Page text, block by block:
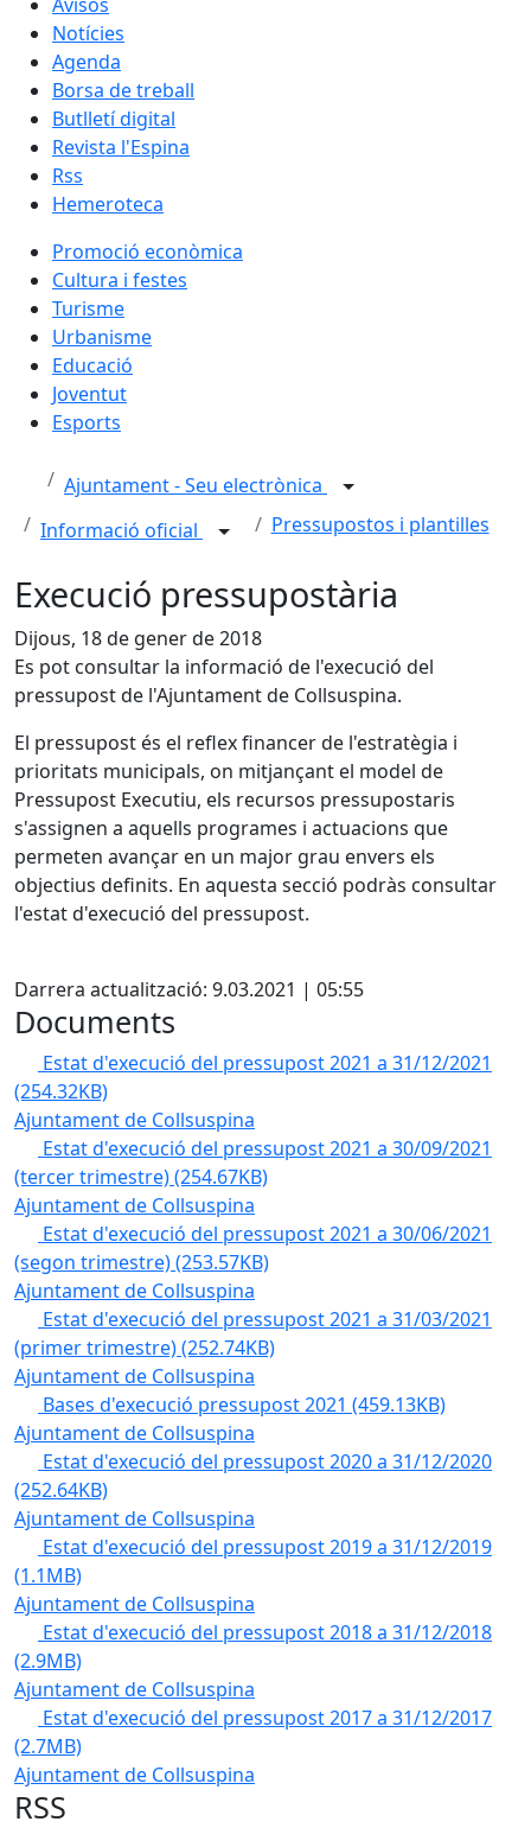
Notícies
Agenda
Borsa de treball
Butlletí digital
Revista l'Espina
Rss
Hemeroteca
Promoció econòmica
Cultura i festes
Turisme
Urbanisme
Educació
Joventut
Esports
Ajuntament - Seu electrònica
Informació oficial
Pressupostos i plantilles
Execució pressupostària
Dijous, 18 de gener de 2018
Es pot consultar la informació de l'execució del
pressupost de l'Ajuntament de Collsuspina.
El pressupost és el reflex financer de l'estratègia i
prioritats municipals, on mitjançant el model de
Pressupost Executiu, els recursos pressupostaris
s'assignen a aquells programes i actuacions que
permeten avançar en un major grau envers els
objectius definits. En aquesta secció podràs consultar
l'estat d'execució del pressupost.
Darrera actualització: 9.03.2021 | 05:55
Documents
Estat d'execució del pressupost 2021 a 31/12/2021
(254.32KB)
Ajuntament de Collsuspina
Estat d'execució del pressupost 2021 a 30/09/2021
(tercer trimestre)(254.67KB)
Ajuntament de Collsuspina
Estat d'execució del pressupost 2021 a 30/06/2021
(segon trimestre)(253.57KB)
Ajuntament de Collsuspina
Estat d'execució del pressupost 2021 a 31/03/2021
(primer trimestre)(252.74KB)
Ajuntament de Collsuspina
Bases d'execució pressupost 2021 (459.13KB)
Ajuntament de Collsuspina
Estat d'execució del pressupost 2020 a 31/12/2020
(252.64KB)
Ajuntament de Collsuspina
Estat d'execució del pressupost 2019 a 31/12/2019
(1.1MB)
Ajuntament de Collsuspina
Estat d'execució del pressupost 2018 a 31/12/2018
(2.9MB)
Ajuntament de Collsuspina
Estat d'execució del pressupost 2017 a 31/12/2017
(2.7MB)
Ajuntament de Collsuspina
RSS